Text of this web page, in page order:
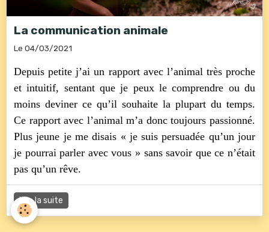
La communication animale
Le 04/03/2021
Depuis petite j’ai un rapport avec l’animal très proche
et intuitif, sentant que je peux le comprendre ou du
moins deviner ce qu’il souhaite la plupart du temps.
Ce rapport avec l’animal m’a donc toujours passionné.
Plus jeune je me disais « je suis persuadée qu’un jour
je pourrai parler avec vous » sans savoir que ce n’était
pas qu’un rêve.
Lire la suite